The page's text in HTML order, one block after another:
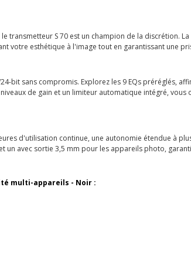
S 70 est un champion de la discrétion.
votre esthétique à l'image tout en garantissant une
bit sans compromis. Explorez les 9 EQs préréglés,
de gain et un limiteur automatique intégré, vous
d'utilisation continue, une autonomie étendue à
un avec sortie 3,5 mm pour les appareils photo,
multi-appareils - Noir :